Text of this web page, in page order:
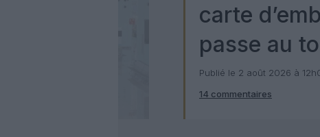
carte
passe au
numérique
Check
Publié le 2 août 2026 à
14 commentaires